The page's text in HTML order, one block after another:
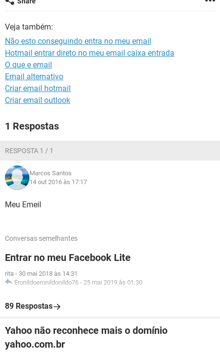
GUIA DE COMPRAS
Veja também:
Não esto conseguindo entra no meu email
Hotmail entrar direto no meu email caixa entrada
O que e email
Email alternativo
Criar email hotmail
Criar email outlook
1 Respostas
RESPOSTA 1 / 1
Marcos Santos
14 out 2016 às 17:17
Meu Emeil
Conversas semelhantes
Entrar no meu Facebook Lite
rita - 30 mai 2018 às 14:31
Eronildoeronildonildo76 - 25 mai 2019 às 01:30
89 Respostas
Yahoo não reconhece mais o domínio
yahoo.com.br